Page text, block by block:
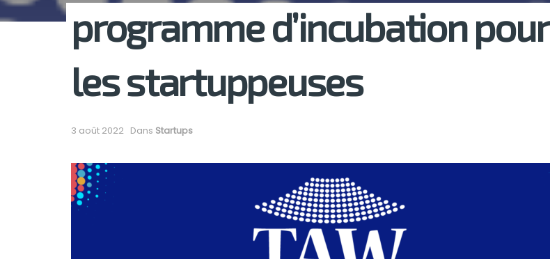
programme d’incubation pour
les startuppeuses
3 août 2022 Dans Startups